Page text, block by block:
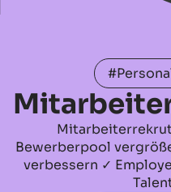
Bewerberpool
verbessern ✓